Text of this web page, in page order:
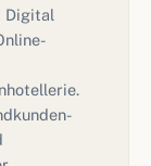
Digital